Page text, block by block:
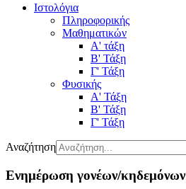
Ιστολόγια
Πληροφορικής
Μαθηματικών
Α' τάξη
Β' Τάξη
Γ' Τάξη
Φυσικής
Α' Τάξη
Β' Τάξη
Γ' Τάξη
Αναζήτηση
Ενημέρωση γονέων/κηδεμόνων